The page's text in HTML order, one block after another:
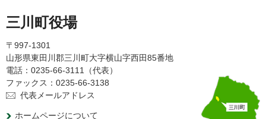
三川町役場
〒997-1301
山形県東田川郡三川町大字横山字西田85番地
電話：0235-66-3111（代表）
ファックス：0235-66-3138
代表メールアドレス
ホームページについて